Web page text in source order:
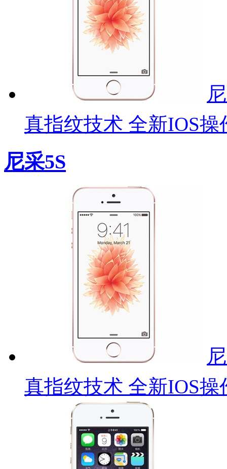
真指纹技术 全新IOS操
尼采5S
真指纹技术 全新IOS操